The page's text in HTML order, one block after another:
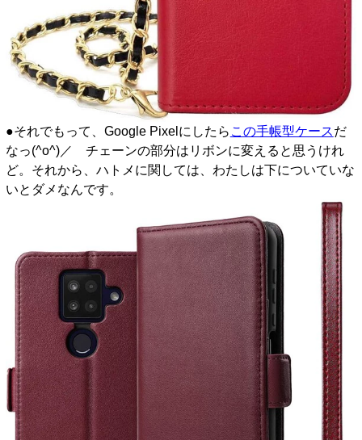
●それでもって、Google Pixelにしたら この手帳型ケースだ
なっ(^o^)／ チェーンの部分はリボンに変えると思うけれ
ど。それから、ハトメに関しては、わたしは下についていな
いとダメなんです。